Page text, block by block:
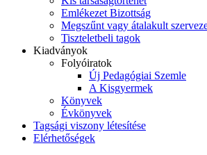
Emlékezet Bizottság
Megszűnt vagy átalakult
Tiszteletbeli tagok
Kiadványok
Folyóiratok
Új Pedagógiai Szemle
A Kisgyermek
Könyvek
Évkönyvek
Tagsági viszony létesítése
Elérhetőségek